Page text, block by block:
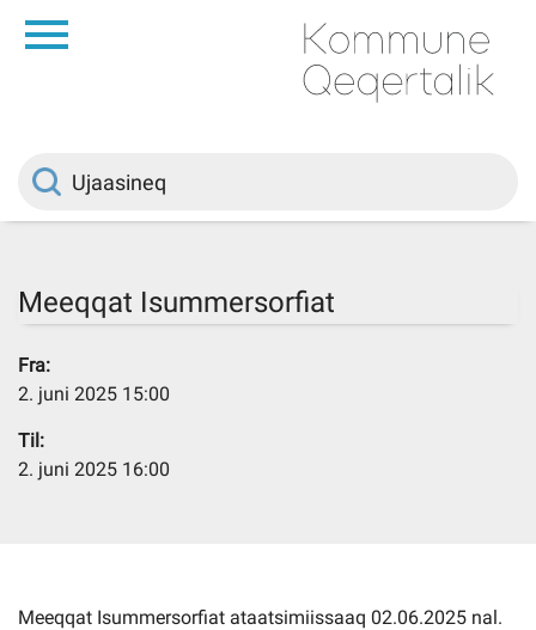
Innuttaasunut
Ileqqoreqqusat
Imminut kiffartuunneq
Meeqqat Isummersorfiat
Fra:
2. juni 2025 15:00
Til:
2. juni 2025 16:00
Meeqqat Isummersorfiat ataatsimiissaaq 02.06.2025 nal.